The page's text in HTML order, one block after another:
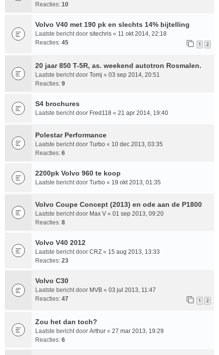
Reacties: 10
Volvo V40 met 190 pk en slechts 14% bijtelling
Laatste bericht door sitechris « 11 okt 2014, 22:18
Reacties: 45 1 2
20 jaar 850 T-5R, as. weekend autotron Rosmalen.
Laatste bericht door Tomj « 03 sep 2014, 20:51
Reacties: 9
S4 brochures
Laatste bericht door Fred118 « 21 apr 2014, 19:40
Polestar Performance
Laatste bericht door Turbo « 10 dec 2013, 03:35
Reacties: 6
2200pk Volvo 960 te koop
Laatste bericht door Turbo « 19 okt 2013, 01:35
Volvo Coupe Concept (2013) en ode aan de P1800
Laatste bericht door Max V « 01 sep 2013, 09:20
Reacties: 8
Volvo V40 2012
Laatste bericht door CRZ « 15 aug 2013, 13:33
Reacties: 23
Volvo C30
Laatste bericht door MVB « 03 jul 2013, 11:47
Reacties: 47 1 2
Zou het dan toch?
Laatste bericht door Arthur « 27 mar 2013, 19:29
Reacties: 6